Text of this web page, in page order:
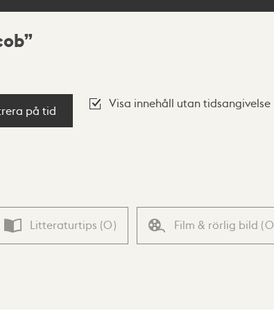
på tid
Visa innehåll utan tidsangivelse
Litteraturtips (0) Film & rörlig bild (0